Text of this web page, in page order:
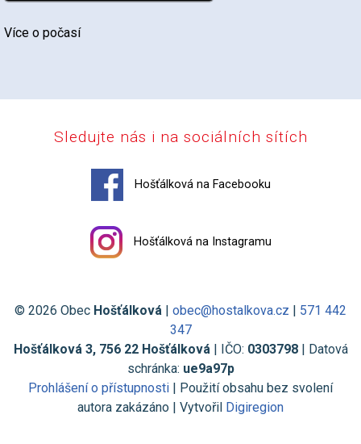
Více o počasí
Sledujte nás i na sociálních sítích
Hošťálková na Facebooku
Hošťálková na Instagramu
© 2026 Obec Hošťálková | obec@hostalkova.cz | 571 442
347
Hošťálková 3, 756 22 Hošťálková| IČO: 0303798| Datová
schránka: ue9a97p
Prohlášení o přístupnosti | Použití obsahu bez svolení
autora zakázáno | Vytvořil Digiregion